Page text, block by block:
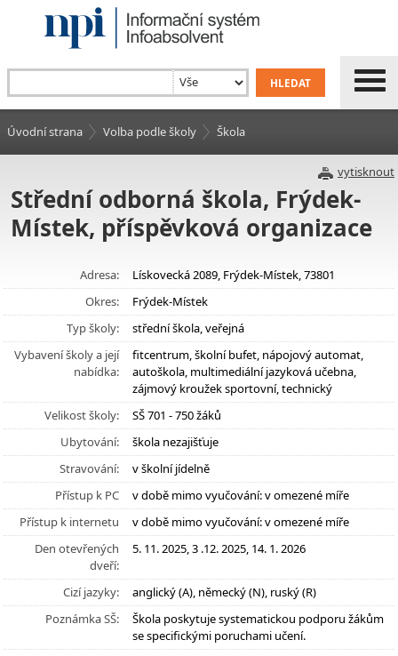
Úvodní strana Volba podle školy Škola
vytisknout
Střední odborná škola, Frýdek-
Místek, příspěvková organizace
Adresa:
Lískovecká 2089, Frýdek-Místek, 73801
Okres:
Frýdek-Místek
Typ školy:
střední škola, veřejná
Vybavení školy a její
nabídka:
fitcentrum, školní bufet, nápojový automat,
autoškola, multimediální jazyková učebna,
zájmový kroužek sportovní, technický
Velikost školy:
SŠ 701 - 750 žáků
Ubytování:
škola nezajišťuje
Stravování:
v školní jídelně
Přístup k PC
v době mimo vyučování: v omezené míře
Přístup k internetu
v době mimo vyučování: v omezené míře
Den otevřených
dveří:
5. 11. 2025, 3 .12. 2025, 14. 1. 2026
Cizí jazyky:
anglický (A), německý (N), ruský (R)
Poznámka SŠ:
Škola poskytuje systematickou podporu žákům
se specifickými poruchami učení.